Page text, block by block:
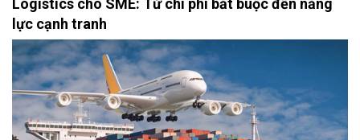
Logistics cho SME: Từ chi phí bắt buộc đến năng
lực cạnh tranh